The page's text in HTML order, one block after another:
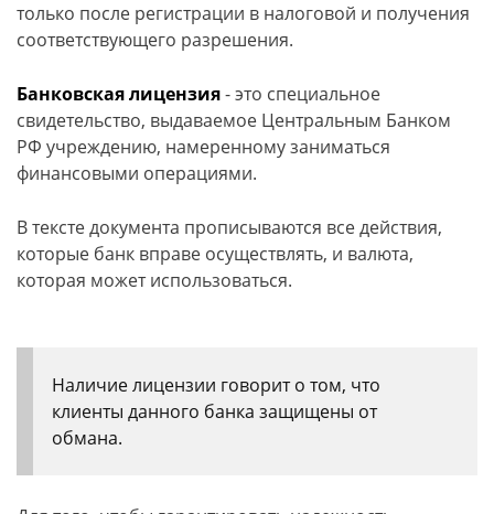
только после регистрации в налоговой и получения
соответствующего разрешения.
Банковская лицензия- это специальное
свидетельство, выдаваемое Центральным Банком
РФ учреждению, намеренному заниматься
финансовыми операциями.
В тексте документа прописываются все действия,
которые банк вправе осуществлять, и валюта,
которая может использоваться.
Наличие лицензии говорит о том, что
клиенты данного банка защищены от
обмана.